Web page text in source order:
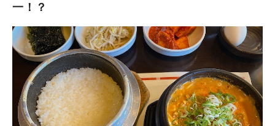
一！？